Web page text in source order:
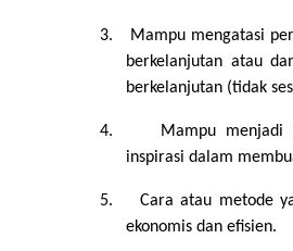
3.
Mampu mengatasi
berkelanjutan atau
berkelanjutan (tidak
4.
Mampu menjadi
inspirasi dalam
5.
Cara atau metode
ekonomis dan efisien.